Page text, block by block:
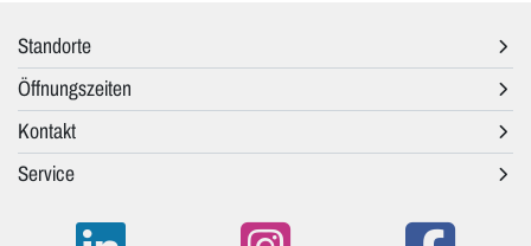
Standorte
Öffnungszeiten
Kontakt
Service